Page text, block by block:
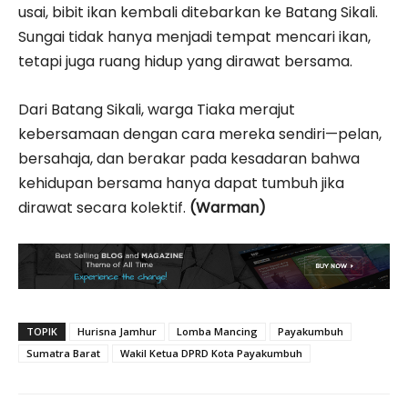
usai, bibit ikan kembali ditebarkan ke Batang Sikali.
Sungai tidak hanya menjadi tempat mencari ikan,
tetapi juga ruang hidup yang dirawat bersama.
Dari Batang Sikali, warga Tiaka merajut
kebersamaan dengan cara mereka sendiri—pelan,
bersahaja, dan berakar pada kesadaran bahwa
kehidupan bersama hanya dapat tumbuh jika
dirawat secara kolektif. (Warman)
TOPIK Hurisna Jamhur Lomba Mancing
Payakumbuh
Sumatra Barat
Wakil Ketua DPRD Kota Payakumbuh